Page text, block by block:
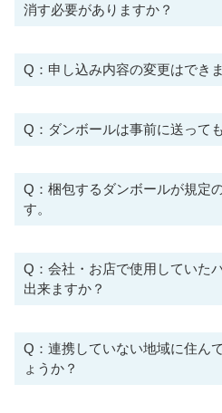
消す必要がありますか？
Q：申し込み内容の変更はでき
Q：ダンボールは事前に送って
Q：梱包するダンボールが規定
す。
Q：会社・お店で使用していた
出来ますか？
Q：連携していない地域に住ん
ょうか？